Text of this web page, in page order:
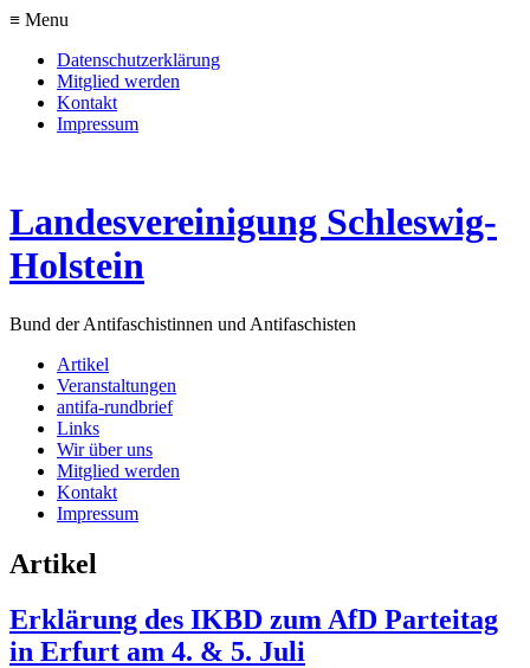
≡ Menu
Datenschutzerklärung
Mitglied werden
Kontakt
Impressum
Landesvereinigung Schleswig-
Holstein
Bund der Antifaschistinnen und Antifaschisten
Artikel
Veranstaltungen
antifa-rundbrief
Links
Wir über uns
Mitglied werden
Kontakt
Impressum
Artikel
Erklärung des IKBD zum AfD Parteitag
in Erfurt am 4. & 5. Juli